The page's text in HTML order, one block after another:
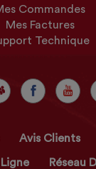
Commandes
Mes Factures
Technique
Avis Clients
Ligne Réseau